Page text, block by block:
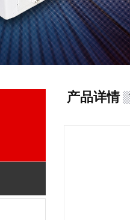
产品详情